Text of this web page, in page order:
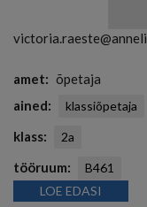
amet
õpetaja
ained
klassiõpetaja
klass 2a
tööruum
B461
LOE EDASI